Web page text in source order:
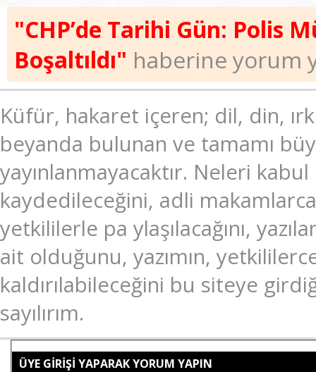
"CHP’de Tarihi Gün: Polis
Boşaltıldı" haberine yorum
Küfür, hakaret içeren; dil, din, ırk
beyanda bulunan ve tamamı
yayınlanmayacaktır. Neleri
kaydedileceğini, adli
yetkililerle pa ylaşılacağını,
ait olduğunu, yazımın,
kaldırılabileceğini bu siteye
sayılırım.
ÜYE GİRİŞİ YAPARAK YORUM YAPIN